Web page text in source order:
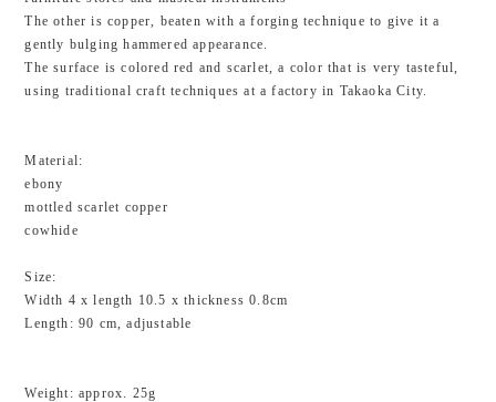
The other is copper, beaten with a forging technique to give it a
gently bulging hammered appearance.
The surface is colored red and scarlet, a color that is very tasteful,
using traditional craft techniques at a factory in Takaoka City.
Material:
ebony
mottled scarlet copper
cowhide
Size:
Width 4 x length 10.5 x thickness 0.8cm
Length: 90 cm, adjustable
Weight: approx. 25g